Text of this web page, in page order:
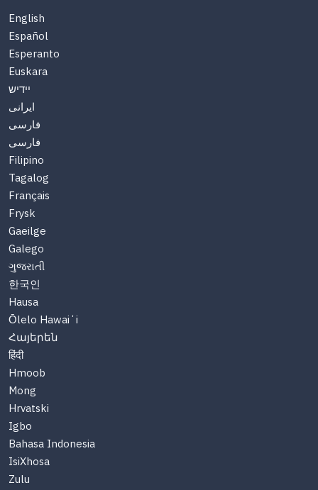
English
Español
Esperanto
Euskara
יידיש
ایرانی
فارسی
فارسی
Filipino
Tagalog
Français
Frysk
Gaeilge
Galego
ગુજરાતી
한국인
Hausa
Ōlelo Hawaiʻi
Հայերեն
हिंदी
Hmoob
Mong
Hrvatski
Igbo
Bahasa Indonesia
IsiXhosa
Zulu